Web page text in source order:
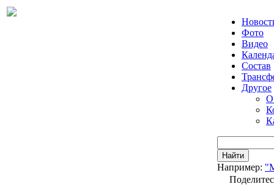
Фото
Видео
Состав
Другое
О
Найти
Например: